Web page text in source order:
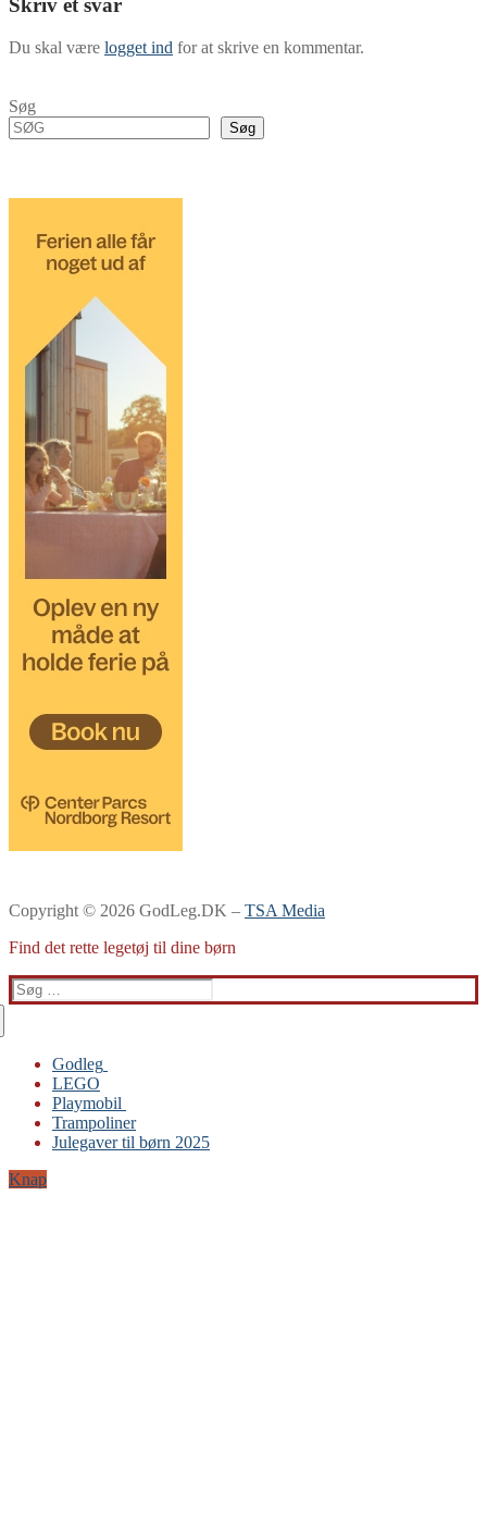
Skriv et svar
Du skal være logget ind for at skrive en kommentar.
Søg
Søg
Copyright © 2026 GodLeg.DK – TSA Media
Find det rette legetøj til dine børn
Søg
efter:
Godleg
Gabby’s Dukkehus
Playmobil
Trampoliner
LEGO
LEGO
Playmobil
Trampoliner
Julegaver til børn 2025
Knap